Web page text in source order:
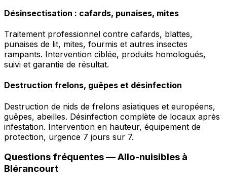
Désinsectisation : cafards, punaises, mites
Traitement professionnel contre cafards, blattes,
punaises de lit, mites, fourmis et autres insectes
rampants. Intervention ciblée, produits homologués,
suivi et garantie de résultat.
Destruction frelons, guêpes et désinfection
Destruction de nids de frelons asiatiques et européens,
guêpes, abeilles. Désinfection complète de locaux après
infestation. Intervention en hauteur, équipement de
protection, urgence 7 jours sur 7.
Questions fréquentes —Allo-nuisibles à
Blérancourt